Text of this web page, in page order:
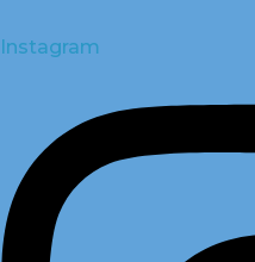
Instagram